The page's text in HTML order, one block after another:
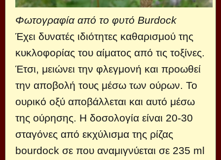
Φωτογραφία από το φυτό Burdock
Έχει δυνατές ιδιότητες καθαρισμού της
κυκλοφορίας του αίματος από τις τοξίνες.
Έτσι, μειώνει την φλεγμονή και προωθεί
την αποβολή τους μέσω των ούρων. Το
ουρικό οξύ αποβάλλεται και αυτό μέσω
της ούρησης. Η δοσολογία είναι 20-30
σταγόνες από εκχύλισμα της ρίζας
bourdock σε που αναμιγνύεται σε 235 ml